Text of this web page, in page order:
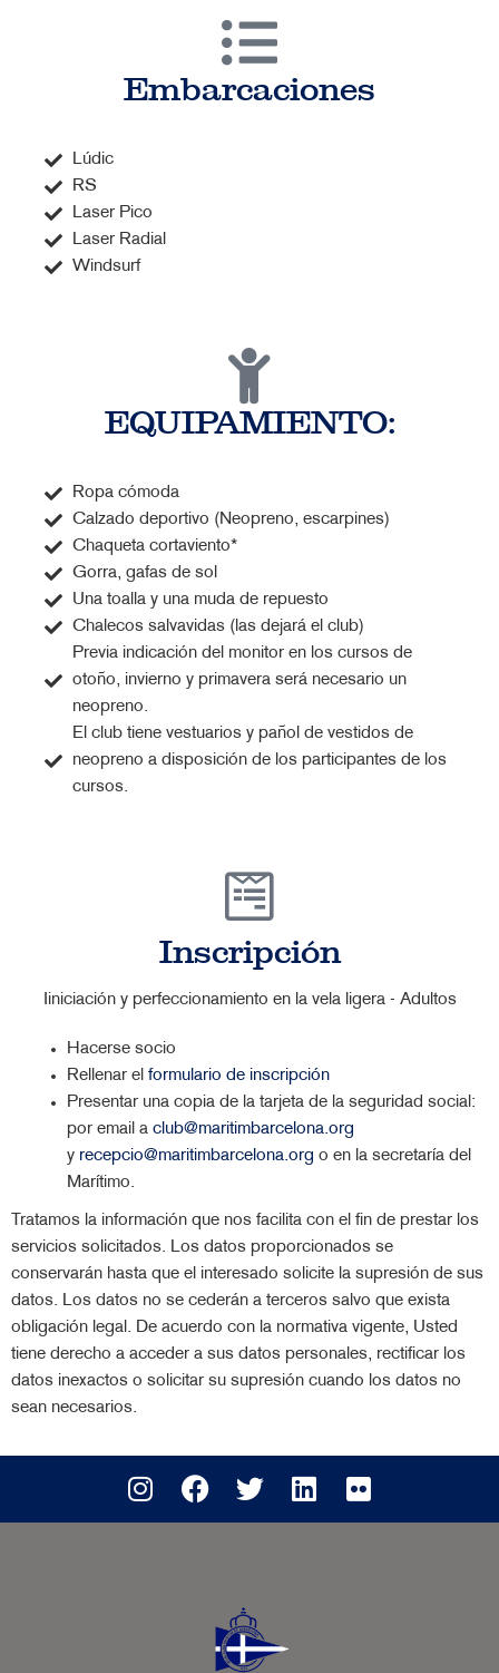
Embarcaciones
Lúdic
RS
Laser Pico
Laser Radial
Windsurf
EQUIPAMIENTO:
Ropa cómoda
Calzado deportivo (Neopreno, escarpines)
Chaqueta cortaviento*
Gorra, gafas de sol
Una toalla y una muda de repuesto
Chalecos salvavidas (las dejará el club)
Previa indicación del monitor en los cursos de
otoño, invierno y primavera será necesario un
neopreno.
El club tiene vestuarios y pañol de vestidos de
neopreno a disposición de los participantes de los
cursos.
Inscripción
Iiniciación y perfeccionamiento en la vela ligera - Adultos
Hacerse socio
Rellenar el formulario de inscripción
Presentar una copia de la tarjeta de la seguridad social:
por email a club@maritimbarcelona.org
y recepcio@maritimbarcelona.org o en la secretaría del
Marítimo.
Tratamos la información que nos facilita con el fin de prestar los
servicios solicitados. Los datos proporcionados se
conservarán hasta que el interesado solicite la supresión de sus
datos. Los datos no se cederán a terceros salvo que exista
obligación legal. De acuerdo con la normativa vigente, Usted
tiene derecho a acceder a sus datos personales, rectificar los
datos inexactos o solicitar su supresión cuando los datos no
sean necesarios.